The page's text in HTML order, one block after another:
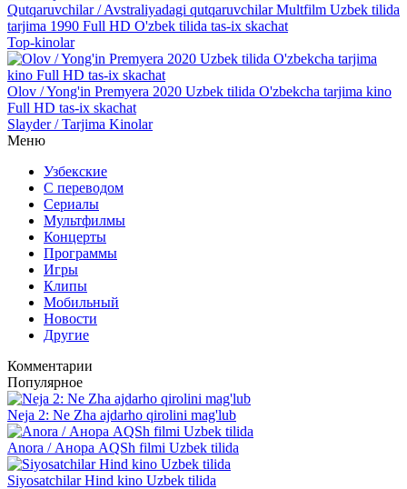
Qutqaruvchilar / Avstraliyadagi qutqaruvchilar Multfilm Uzbek tilida
tarjima 1990 Full HD O'zbek tilida tas-ix skachat
Top-kinolar
Olov / Yong'in Premyera 2020 Uzbek tilida O'zbekcha tarjima kino
Full HD tas-ix skachat
Slayder / Tarjima Kinolar
Меню
Узбекские
С переводом
Сериалы
Мультфилмы
Концерты
Программы
Игры
Клипы
Мобильный
Новости
Другие
Комментарии
Популярное
Neja 2: Ne Zha ajdarho qirolini mag'lub
Anora / Анора AQSh filmi Uzbek tilida
Siyosatchilar Hind kino Uzbek tilida